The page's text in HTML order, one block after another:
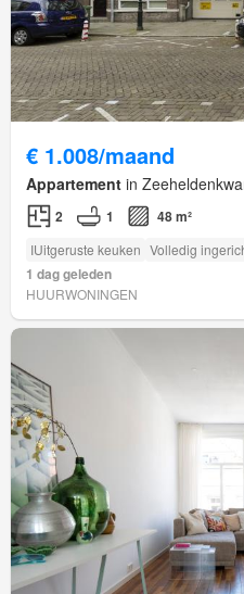
€ 1.008/maand
Appartement in
2 1 48 m²
IUitgeruste keuken Volledig
1 dag geleden
HUURWONINGEN